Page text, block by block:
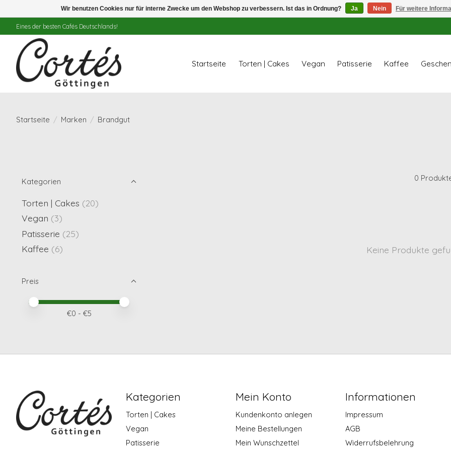
Eines der besten Cafés Deutschlands!
Startseite Torten | Cakes Vegan Patisserie Kaffee
Startseite / Marken / Brandgut
Kategorien
Torten | Cakes (20)
Vegan (3)
Patisserie (25)
Kaffee (6)
Preis
Preis – Mindestwert
Price maximum value
€0 - €5
0
Keine Produkte
Kategorien
Torten | Cakes
Vegan
Patisserie
Mein Konto
Kundenkonto anlegen
Meine Bestellungen
Mein Wunschzettel
Informationen
Impressum
AGB
Widerrufsbelehrung
Wir benutzen Cookies nur für interne Zwecke um den Webshop zu verbessern. Ist das in Ordnung? Ja Nein Für weitere